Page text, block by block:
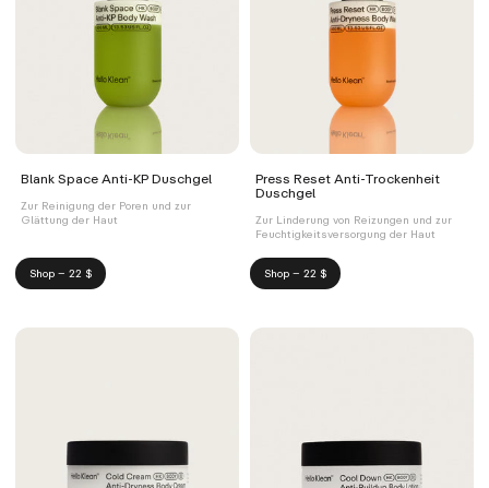
Blank Space Anti-KP Duschgel
Zur Reinigung der Poren und zur
Glättung der Haut
Shop – 22 $
Press Reset Anti-Trockenheit
Duschgel
Zur Linderung von Reizungen und zur
Feuchtigkeitsversorgung der Haut
Shop – 22 $